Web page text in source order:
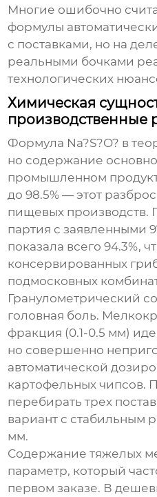
Многие ошибочно
формулы
с поставками, но на
реальными бочками
технологических
Химическая
производственные
Формула Na?S?O? в
но содержание
промышленном
до 98.5% — этот
пищевых производств.
партия с заявленными
показала всего 94.3%,
консервированных
подмосковных
Гранулометрический
головная боль.
фракция (0.1-0.5 мм)
но совершенно
автоматической
картофельных чипсов.
перебирать трех
вариант с стабильным
мм.
Содержание тяжелых
параметр, который
первом заказе. В